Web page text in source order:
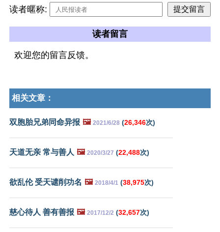
读者暱称:
读者留言
欢迎您的留言反馈。
相关文章：
双胞胎兄弟同命异报 🖼️ 2021/6/28 (26,346次)
天道无亲 常与善人 🖼️ 2020/3/27 (22,488次)
欲乱伦 受天谴削功名 🖼️ 2018/4/1 (38,975次)
慈心待人 善有善报 🖼️ 2017/12/2 (32,657次)